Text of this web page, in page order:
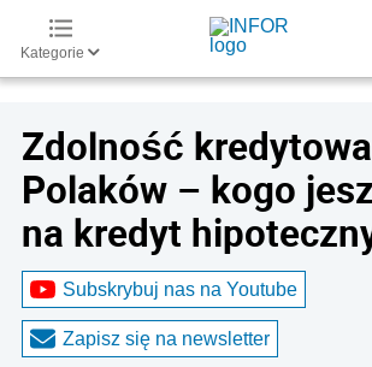
Kategorie
Zdolność kredytowa
Polaków – kogo
na kredyt
Subskrybuj nas na Youtube
Zapisz się na newsletter